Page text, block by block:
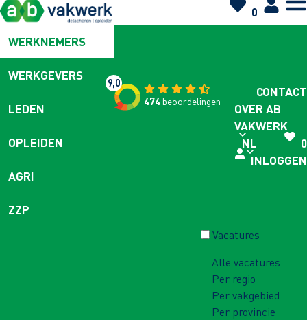
0
WERKNEMERS
WERKGEVERS
LEDEN
OPLEIDEN
AGRI
ZZP
9,0
474beoordelingen
CONTACT
OVER AB
VAKWERK
NL
0
INLOGGEN
Vacatures
Alle vacatures
Per regio
Per vakgebied
Per provincie